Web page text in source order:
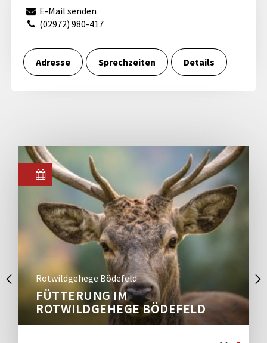
E-Mail senden
(02972) 980-417
Adresse Sprechzeiten Details
Rotwildgehege Bödefeld
FÜTTERUNG IM
ROTWILDGEHEGE BÖDEFELD